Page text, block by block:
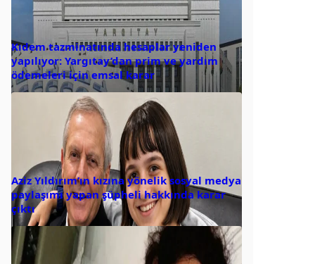
Kıdem tazminatında hesaplar yeniden
yapılıyor: Yargıtay’dan prim ve yardım
ödemeleri için emsal karar
Aziz Yıldırım’ın kızına yönelik sosyal medya
paylaşımı yapan şüpheli hakkında karar
çıktı